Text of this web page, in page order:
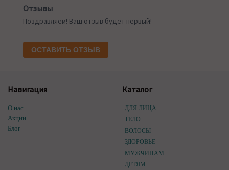
Отзывы
Поздравляем! Ваш отзыв будет первый!
ОСТАВИТЬ ОТЗЫВ
Навигация
О нас
Акции
Блог
Каталог
ДЛЯ ЛИЦА
ТЕЛО
ВОЛОСЫ
ЗДОРОВЬЕ
МУЖЧИНАМ
ДЕТЯМ